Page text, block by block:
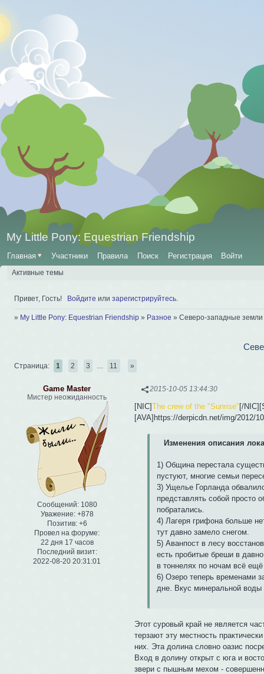
My Little Pony: Equestrian Friendship
Главная ♥ Участники Правила Поиск Регистрация Войти
Активные темы
Привет, Гость! Войдите или зарегистрируйтесь
» My Little Pony: Equestrian Friendship » Разное » Северо-западные земли
Страница: 1 2 3 11 »
2015-10-05 13:44:30
Game Master
Мистер неожиданность
Сообщений: 1080
Уважение: +878
Позитив: +6
Провел на форуме:
22 дня 17 часов
Последний визит:
2022-08-20 20:31:01
[NIC]The crew of the "Sunrise" [/
[AVA]https://derpicdn.net/img/2012/
Изменения описания
1) Община перестала
пустуют, многие семьи
3) Ущелье Горланда
представлять собой просто
побратались.
4) Лагеря грифона больше
тут давно замело снегом.
5) Аванпост в лесу
есть пробитые бреши в
в тоннелях по ночам всё ещё
6) Озеро теперь временами
дне. Вкус минеральной
Этот суровый край не является
терзают эту местность
них. Эта долина словно оазис
Вход в долину открыт с юга и
звери с пышным мехом -